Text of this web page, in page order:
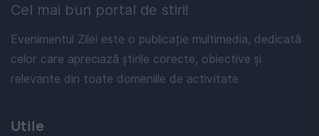
Cel mai bun portal de stiri!
Evenimentul Zilei este o publicație multimedia, dedicată
celor care apreciază știrile corecte, obiective și
relevante din toate domeniile de activitate
Utile